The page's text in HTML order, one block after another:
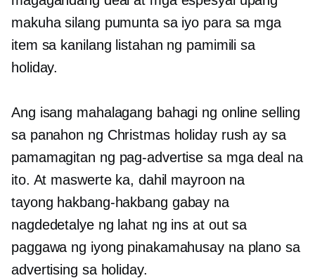
makuha silang pumunta sa iyo para sa mga
item sa kanilang listahan ng pamimili sa
holiday.
Ang isang mahalagang bahagi ng online selling
sa panahon ng Christmas holiday rush ay sa
pamamagitan ng pag-advertise sa mga deal na
ito. At maswerte ka, dahil mayroon na
tayong hakbang-hakbang gabay na
nagdedetalye ng lahat ng ins at out sa
paggawa ng iyong pinakamahusay na plano sa
advertising sa holiday.